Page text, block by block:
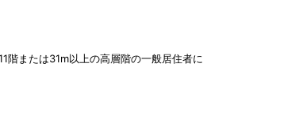
階または31m以上の高層階の一般居住者に